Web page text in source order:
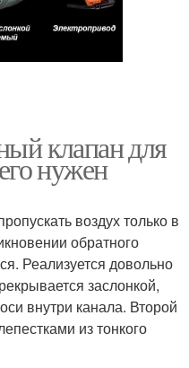
клапан для
нужен
воздух только в
обратного
Реализуется довольно
заслонкой,
внутри канала. Второй
из тонкого